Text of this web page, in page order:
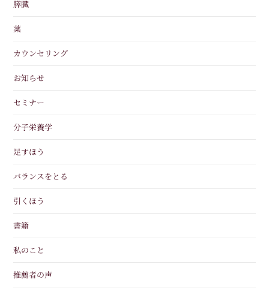
膵臓
薬
カウンセリング
お知らせ
セミナー
分子栄養学
足すほう
バランスをとる
引くほう
書籍
私のこと
推薦者の声